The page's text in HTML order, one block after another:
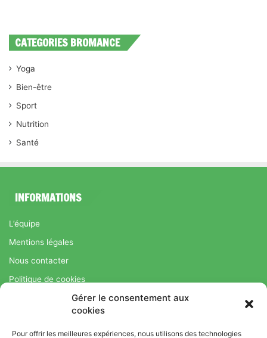
Gérer le consentement aux
cookies
Pour offrir les meilleures expériences, nous utilisons des technologies
CATEGORIES BROMANCE
Yoga
Bien-être
Sport
Nutrition
Santé
INFORMATIONS
L’équipe
Mentions légales
Nous contacter
Politique de cookies
Régime Savoir Maigrir.fr : La méthode Jean-Michel Cohen pour
une perte de poids durable